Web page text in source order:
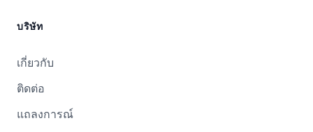
บริษัท
เกี่ยวกับ
ติดต่อ
แถลงการณ์